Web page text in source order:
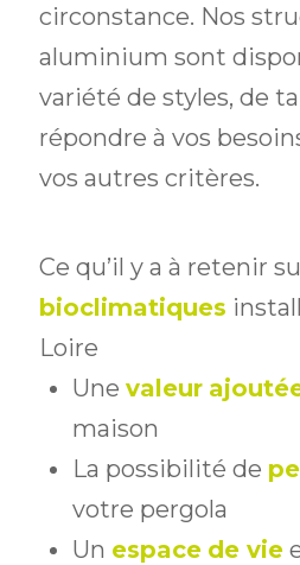
circonstance. Nos
aluminium sont
variété de styles, de
répondre à vos
vos autres critères.
Ce qu’il y a à retenir
bioclimatiques
Loire
Une valeur
maison
La possibilité de
votre pergola
Un espace de vie